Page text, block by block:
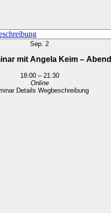
Sep. 2
mit Angela Keim –
18:00 – 21:30
Online
Details Wegbeschreibung